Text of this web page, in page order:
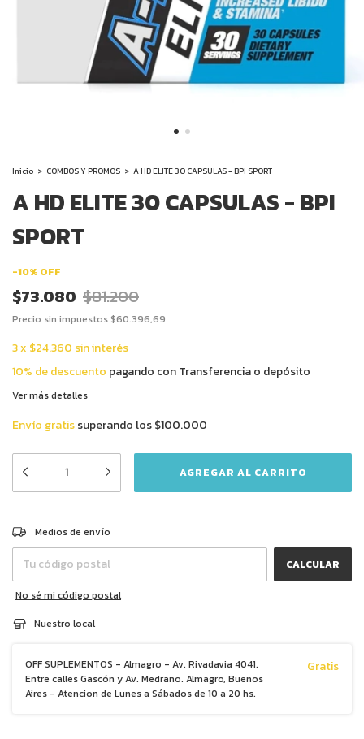
Inicio > COMBOS Y PROMOS > A HD ELITE 30 CAPSULAS - BPI SPORT
A HD ELITE 30 CAPSULAS - BPI
SPORT
-10% OFF
$73.080 $81.200
Precio sin impuestos$60.396,69
3x $24.360 sin interés
10% de descuento pagando con Transferencia o depósito
Ver más detalles
Envío gratissuperando los$100.000
Entregas para el CP:
Medios de envío
CALCULAR
No sé mi código postal
Nuestro local
OFF SUPLEMENTOS - Almagro - Av. Rivadavia 4041.
Entre calles Gascón y Av. Medrano. Almagro, Buenos
Aires - Atencion de Lunes a Sábados de 10 a 20 hs.
Gratis